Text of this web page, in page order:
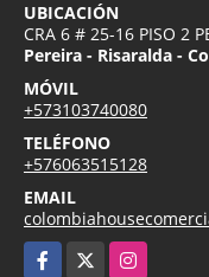
UBICACIÓN
CRA 6 # 25-16 PISO 2
Pereira - Risaralda -
MÓVIL
+573103740080
TELÉFONO
+576063515128
EMAIL
Facebook
Instagram